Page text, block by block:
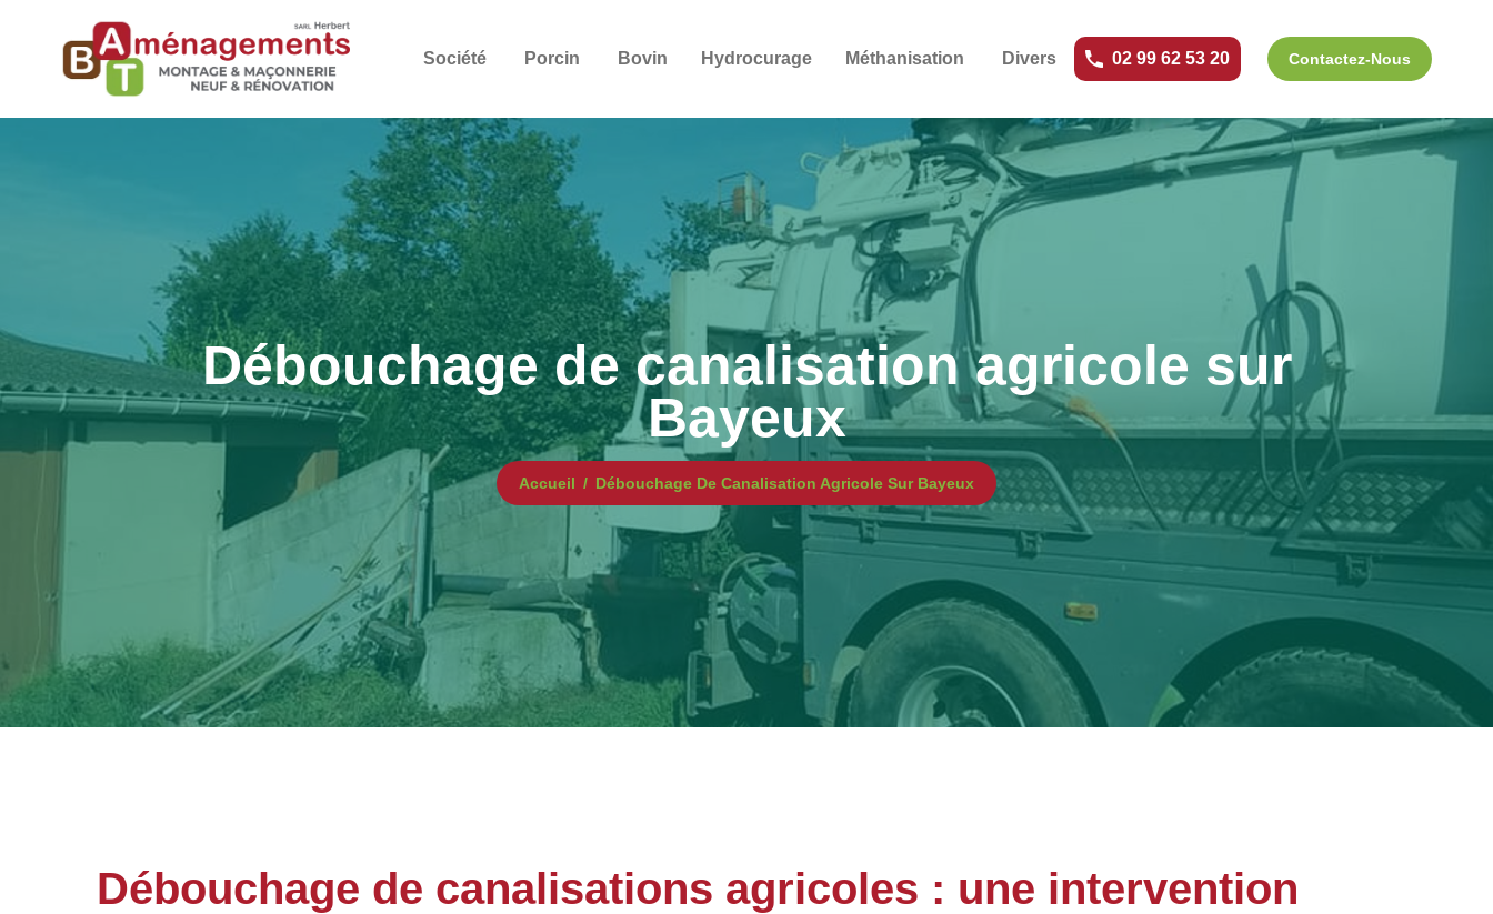
Société Porcin Bovin Hydrocurage Méthanisation Divers 02 99 62 53 20 Contactez-Nous
Débouchage de canalisation agricole sur
Bayeux
Accueil Débouchage De Canalisation Agricole Sur Bayeux
Débouchage de canalisations agricoles : une intervention